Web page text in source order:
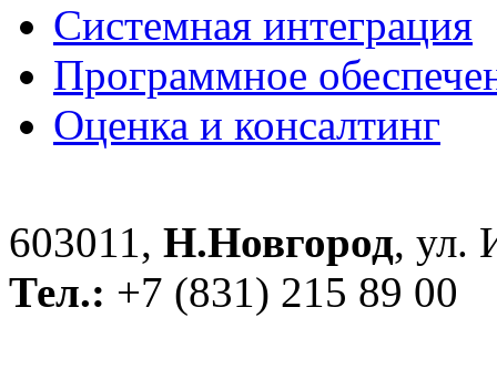
Системная интеграция
Программное
Оценка и консалтинг
603011, Н.Новгород, ул.
Тел.: +7 (831) 215 89 00